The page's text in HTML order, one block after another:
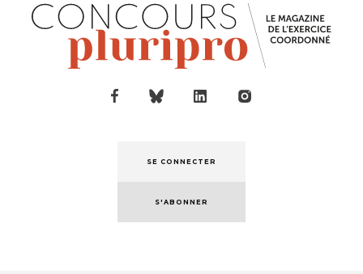
SE CONNECTER
S'ABONNER